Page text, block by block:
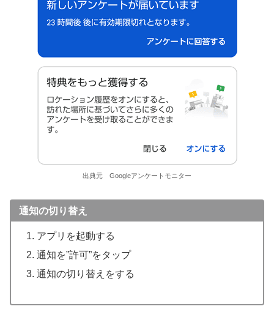
出典元 Googleアンケートモニター
通知の切り替え
アプリを起動する
通知を”許可”をタップ
通知の切り替えをする